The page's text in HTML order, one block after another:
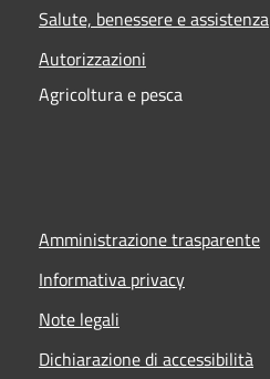
Salute, benessere e assistenza
Autorizzazioni
Agricoltura e pesca
Amministrazione trasparente
Informativa privacy
Note legali
Dichiarazione di accessibilità